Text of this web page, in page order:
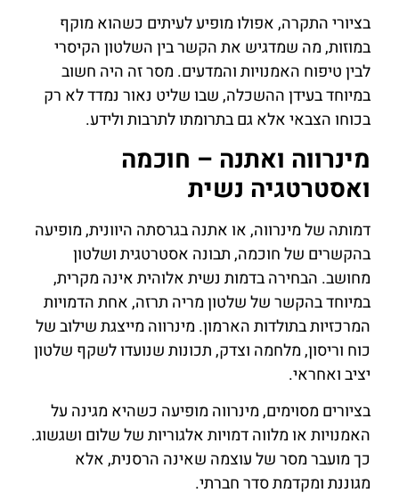
בציורי התקרה, אפולו מופיע לעיתים כשהוא מוקף
במוזות, מה שמדגיש את הקשר בין השלטון הקיסרי
לבין טיפוח האמנויות והמדעים. מסר זה היה חשוב
במיוחד בעידן ההשכלה, שבו שליט נאור נמדד לא רק
בכוחו הצבאי אלא גם בתרומתו לתרבות ולידע.
מינרווה ואתנה – חוכמה
ואסטרטגיה נשית
דמותה של מינרווה, או אתנה בגרסתה היוונית, מופיעה
בהקשרים של חוכמה, תבונה אסטרטגית ושלטון
מחושב. הבחירה בדמות נשית אלוהית אינה מקרית,
במיוחד בהקשר של שלטון מריה תרזה, אחת הדמויות
המרכזיות בתולדות הארמון. מינרווה מייצגת שילוב של
כוח וריסון, מלחמה וצדק, תכונות שנועדו לשקף שלטון
יציב ואחראי.
בציורים מסוימים, מינרווה מופיעה כשהיא מגינה על
האמנויות או מלווה דמויות אלגוריות של שלום ושגשוג.
כך מועבר מסר של עוצמה שאינה הרסנית, אלא
מגוננת ומקדמת סדר חברתי.